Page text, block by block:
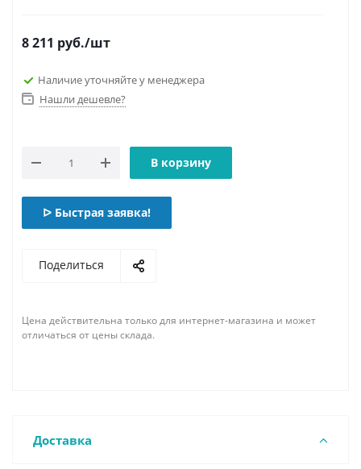
8 211 руб./шт
Наличие уточняйте у менеджера
Нашли дешевле?
В корзину
ᐅ Быстрая заявка!
Поделиться
Цена действительна только для интернет-магазина и может
отличаться от цены склада.
Доставка